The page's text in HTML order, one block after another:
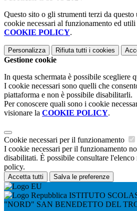
Questo sito o gli strumenti terzi da
cookie necessari al funzionamento ed
COOKIE POLICY.
Personalizza Rifiuta tutti i cookies
Gestione cookie
In questa schermata è possibile scegliere
I cookie necessari sono quelli che
piattaforma e non è possibile disabilitarli.
Per conoscere quali sono i cookie
visionare la COOKIE POLICY.
Cookie necessari per il funzionamento
I cookie necessari per il funzionamento
disabilitati. È possibile consultare
policy.
Accetta tutti Salva le preferenze
ISTITUTO
"NORD" SAN BENEDETTO DEL